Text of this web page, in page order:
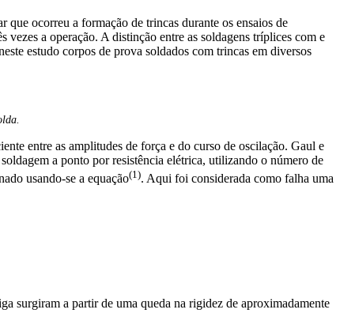
ocorreu a formação de trincas durante os ensaios de
a operação. A distinção entre as soldagens tríplices com e
estudo corpos de prova soldados com trincas em diversos
entre as amplitudes de força e do curso de oscilação. Gaul e
a ponto por resistência elétrica, utilizando o número de
usando-se a equação(1). Aqui foi considerada como falha uma
surgiram a partir de uma queda na rigidez de aproximadamente